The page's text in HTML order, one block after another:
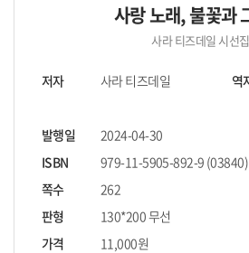
사랑 노래, 불꽃과
사라 티즈데일 시선집
저자 사라 티즈데일 역
발행일
2024-04-30
ISBN
979-11-5905-892-9 (03840)
쪽수
262
판형
130*200 무선
가격
11,000원